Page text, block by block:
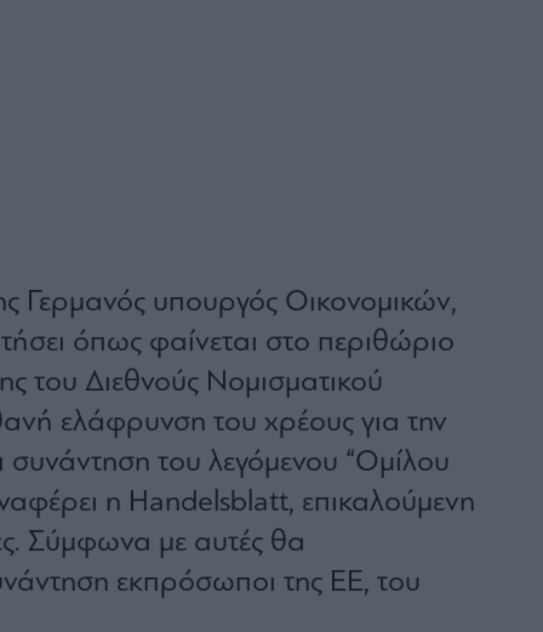
Γερμανός υπουργός Οικονομικών,
όπως φαίνεται στο περιθώριο
του Διεθνούς Νομισματικού
ελάφρυνση του χρέους για την
του λεγόμενου “Ομίλου
η Handelsblatt, επικαλούμενη
Σύμφωνα με αυτές θα
εκπρόσωποι της ΕΕ, του